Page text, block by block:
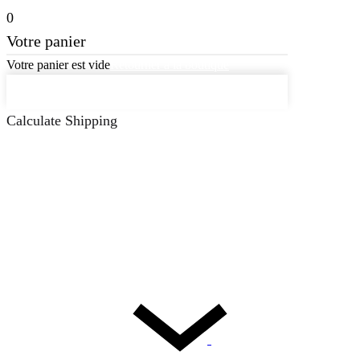
0
Votre panier
Votre panier est vide
Calculate Shipping